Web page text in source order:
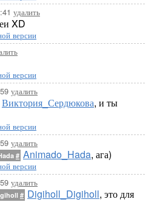
удалить
XD
версии
версии
удалить
Виктория_Сердюкова, и ты
версии
удалить
# Animado_Hada, ага)
версии
удалить
# Digiholl_Digiholl, это для